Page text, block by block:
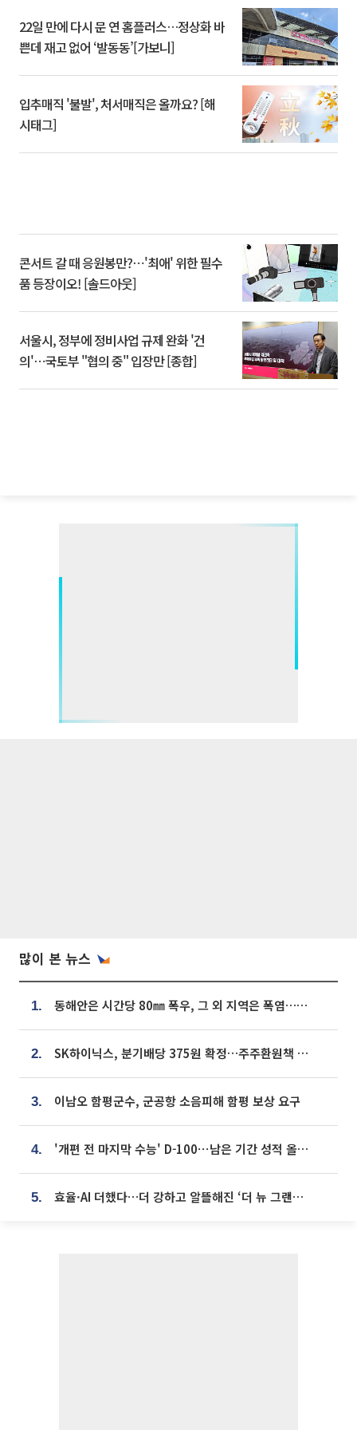
22일 만에 다시 문 연 홈플러스…정상화 바
쁜데 재고 없어 ‘발동동’[가보니]
입추매직 '불발', 처서매직은 올까요? [해
시태그]
콘서트 갈 때 응원봉만?⋯'최애' 위한 필수
품 등장이오! [솔드아웃]
서울시, 정부에 정비사업 규제 완화 '건
의'⋯국토부 "협의 중" 입장만 [종합]
많이 본 뉴스
1. 동해안은 시간당 80㎜ 폭우, 그 외 지역은 폭염…‘극과 극 날씨’
2. SK하이닉스, 분기배당 375원 확정…주주환원책 9월로 앞당겨 발표
3. 이남오 함평군수, 군공항 소음피해 함평 보상 요구
4. '개편 전 마지막 수능' D-100⋯남은 기간 성적 올릴 전략은
5. 효율·AI 더했다…더 강하고 알뜰해진 ‘더 뉴 그랜저 하이브리드’ [ET의 모빌리티]